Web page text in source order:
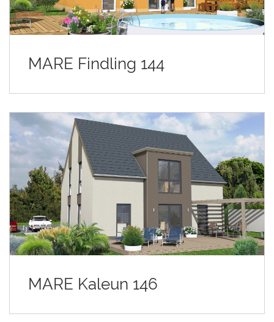
MARE Findling 144
MARE Kaleun 146